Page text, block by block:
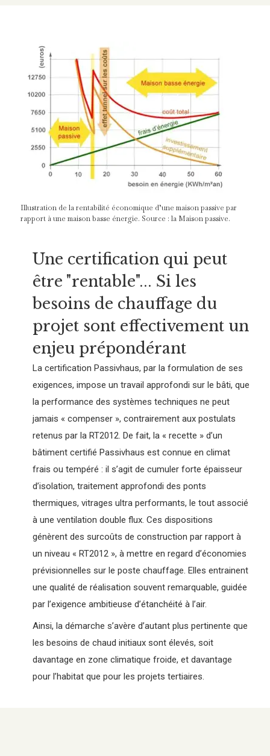
Une certification qui peut
être "rentable"... Si les
besoins de chauffage du
projet sont effectivement un
enjeu prépondérant
La certification Passivhaus, par la formulation de ses
exigences, impose un travail approfondi sur le bâti, que
la performance des systèmes techniques ne peut
jamais « compenser », contrairement aux postulats
retenus par la RT2012. De fait, la « recette » d’un
bâtiment certifié Passivhaus est connue en climat
frais ou tempéré : il s’agit de cumuler forte épaisseur
d’isolation, traitement approfondi des ponts
thermiques, vitrages ultra performants, le tout associé
à une ventilation double flux. Ces dispositions
génèrent des surcoûts de construction par rapport à
un niveau « RT2012 », à mettre en regard d’économies
prévisionnelles sur le poste chauffage. Elles entrainent
une qualité de réalisation souvent remarquable, guidée
par l’exigence ambitieuse d’étanchéité à l’air.
Ainsi, la démarche s’avère d’autant plus pertinente que
les besoins de chaud initiaux sont élevés, soit
davantage en zone climatique froide, et davantage
pour l’habitat que pour les projets tertiaires.
Illustration de la rentabilité économique d’une maison passive par
rapport à une maison basse énergie. Source : la Maison passive.